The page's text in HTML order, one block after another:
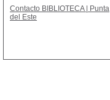
Contacto BIBLIOTECA | Punta
del Este